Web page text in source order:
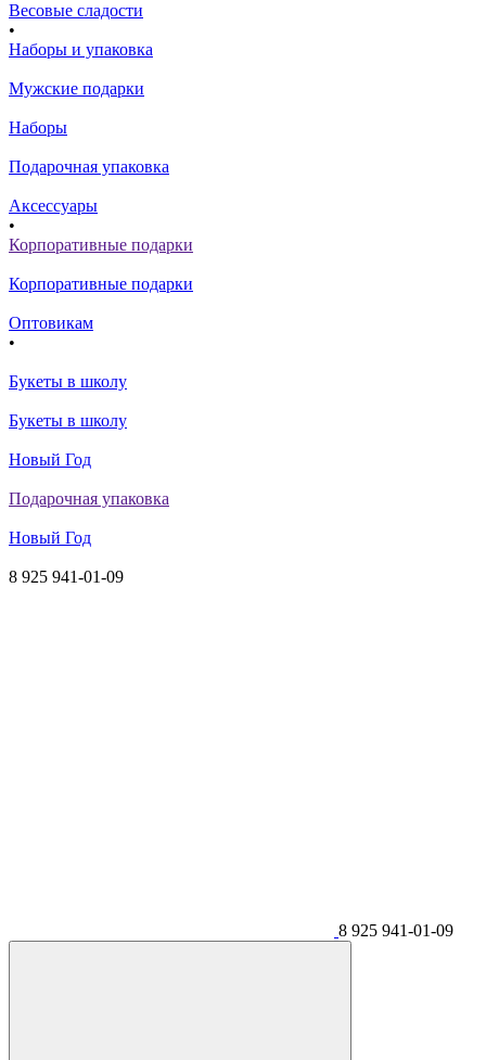
Весовые сладости
•
Наборы и упаковка
Мужские подарки
Наборы
Подарочная упаковка
Аксессуары
•
Корпоративные подарки
Корпоративные подарки
Оптовикам
•
Букеты в школу
Букеты в школу
Новый Год
Подарочная упаковка
Новый Год
8 925 941-01-09
8 925 941-01-09